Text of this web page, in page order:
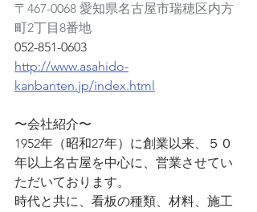
〒467-0068 愛知県名古屋市瑞穂区内方
町2丁目8番地
052-851-0603
http://www.asahido-
kanbanten.jp/index.html
〜会社紹介〜
1952年（昭和27年）に創業以来、５０
年以上名古屋を中心に、営業させてい
ただいております。
時代と共に、看板の種類、材料、施工